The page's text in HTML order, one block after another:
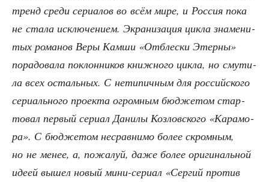
тренд сре­ди сери­а­лов во всём мире, и Рос­сия пока
не ста­ла исклю­че­ни­ем. Экра­ни­за­ция цик­ла зна­ме­ни­
тых рома­нов Веры Кам­ши «Отблес­ки Этер­ны»
пора­до­ва­ла поклон­ни­ков книж­но­го цик­ла, но сму­ти­
ла всех осталь­ных. С нети­пич­ным для рос­сий­ско­го
сери­аль­но­го про­ек­та огром­ным бюд­же­том стар­
то­вал пер­вый сери­ал Дани­лы Коз­лов­ско­го «Кара­мо­
ра». С бюд­же­том несрав­ни­мо более скром­ным,
но не менее, а, пожа­луй, даже более ори­ги­наль­ной
иде­ей вышел новый мини-сери­ал «Сер­гий про­тив